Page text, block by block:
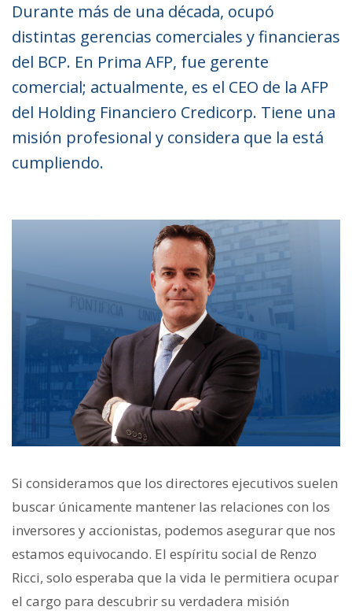
Durante más de una década, ocupó
distintas gerencias comerciales y financieras
del BCP. En Prima AFP, fue gerente
comercial; actualmente, es el CEO de la AFP
del Holding Financiero Credicorp. Tiene una
misión profesional y considera que la está
cumpliendo.
Si consideramos que los directores ejecutivos suelen
buscar únicamente mantener las relaciones con los
inversores y accionistas, podemos asegurar que nos
estamos equivocando. El espíritu social de Renzo
Ricci, solo esperaba que la vida le permitiera ocupar
el cargo para descubrir su verdadera misión